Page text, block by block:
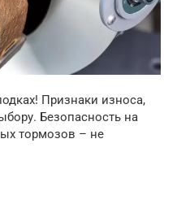
Признаки износа,
Безопасность на
тормозов – не